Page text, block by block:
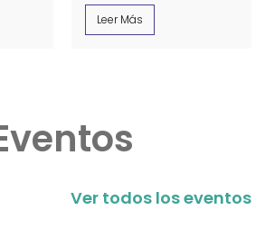
de
Colegio con las
familias de los
Leer Más
Ver todos los eventos